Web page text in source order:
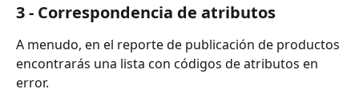
3 - Correspondencia de atributos
A menudo, en el reporte de publicación de productos
encontrarás una lista con códigos de atributos en
error.